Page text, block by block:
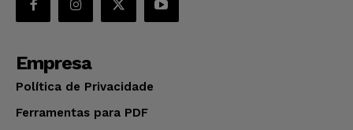
Empresa
Política de Privacidade
Ferramentas para PDF